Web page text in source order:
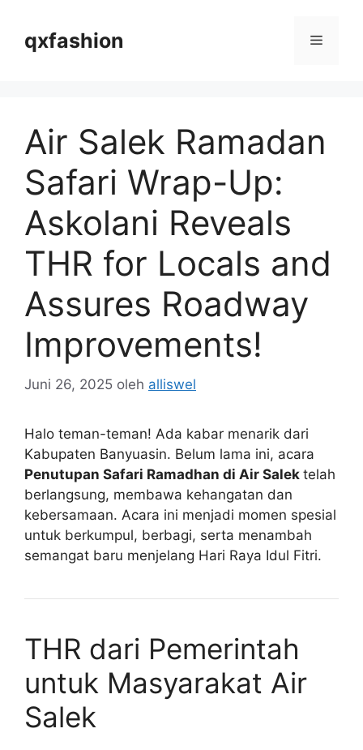
qxfashion Menu
Air Salek Ramadan
Safari Wrap-Up:
Askolani Reveals
THR for Locals and
Assures Roadway
Improvements!
Juni 26, 2025 oleh alliswel
Halo teman-teman! Ada kabar menarik dari
Kabupaten Banyuasin. Belum lama ini, acara
Penutupan Safari Ramadhan di Air Salek telah
berlangsung, membawa kehangatan dan
kebersamaan. Acara ini menjadi momen spesial
untuk berkumpul, berbagi, serta menambah
semangat baru menjelang Hari Raya Idul Fitri.
THR dari Pemerintah
untuk Masyarakat Air
Salek